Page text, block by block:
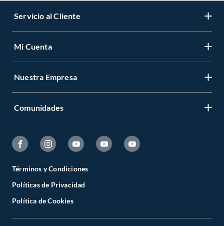
Servicio al Cliente
Mi Cuenta
Nuestra Empresa
Comunidades
Términos y Condiciones
Políticas de Privacidad
Política de Cookies